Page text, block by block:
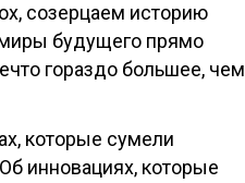
созерцаем историю
будущего прямо
гораздо большее, чем
которые сумели
инновациях, которые